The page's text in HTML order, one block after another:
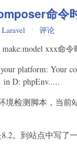
命令
Laravel 评论
xxx命
platform: Your
in D: phpEnv.....
境检测脚本，当
。到站点中写了